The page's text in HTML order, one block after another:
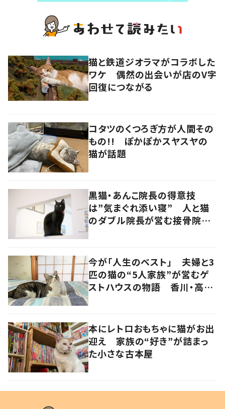
猫と鉄道ジオラマがコラボした
ワケ 偶然の出会いが店のV字
回復につながる
コタツのくつろぎ方が人間その
もの!! ぽかぽかスヤスヤの
猫が話題
黒猫・あんこ院長の得意技
は”気まぐれ添い寝” 人と猫
のダブル院長が営む接骨院
今が「人生のベスト」 夫婦と3
匹の猫の“5人家族”が営むゲ
ストハウスの物語 香川・高松
本にレトロおもちゃに猫がお出
迎え 家族の“好き”が詰まっ
た小さな古本屋